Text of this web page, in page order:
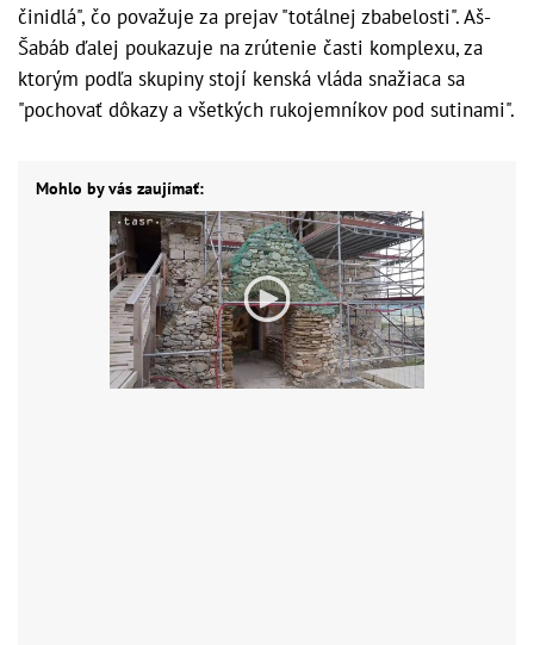
činidlá", čo považuje za prejav "totálnej zbabelosti". Aš-
Šabáb ďalej poukazuje na zrútenie časti komplexu, za
ktorým podľa skupiny stojí kenská vláda snažiaca sa
"pochovať dôkazy a všetkých rukojemníkov pod sutinami".
Mohlo by vás zaujímať: